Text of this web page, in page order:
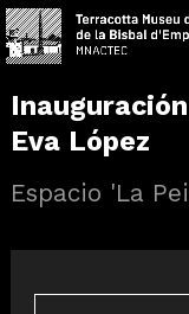
Eva López
Espacio 'La